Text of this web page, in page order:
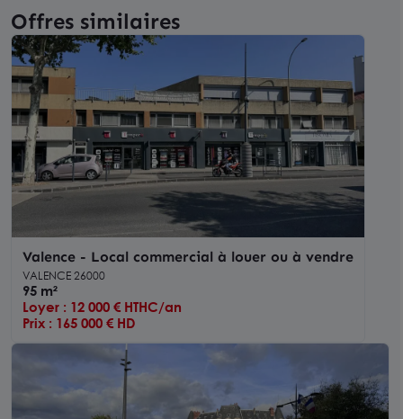
Offres similaires
Valence - Local commercial à louer ou à vendre
VALENCE 26000
95 m²
Loyer : 12 000 € HTHC/an
Prix : 165 000 € HD